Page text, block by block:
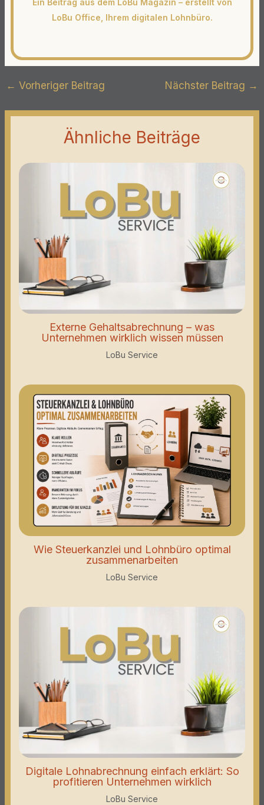
LoBu Office, Ihrem digitalen Lohnbüro.
← Vorheriger Beitrag Nächster Beitrag →
Ähnliche Beiträge
Externe Gehaltsabrechnung – was
Unternehmen wirklich wissen müssen
LoBu Service
Wie Steuerkanzlei und Lohnbüro optimal
zusammenarbeiten
LoBu Service
Digitale Lohnabrechnung einfach erklärt: So
profitieren Unternehmen wirklich
LoBu Service